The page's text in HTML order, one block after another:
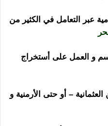
عبر التعامل في الكثير من
و العمل على أستخراج
– أو حتى الأرمنية و